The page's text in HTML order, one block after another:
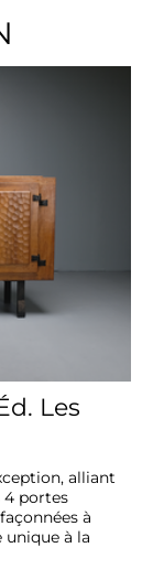
Les
alliant
4 portes
à
à la